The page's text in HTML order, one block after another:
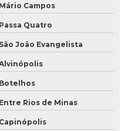
sp
Mário Campos
Passa Quatro
São João Evangelista
Botelhos
Entre Rios de Minas
Capinópolis